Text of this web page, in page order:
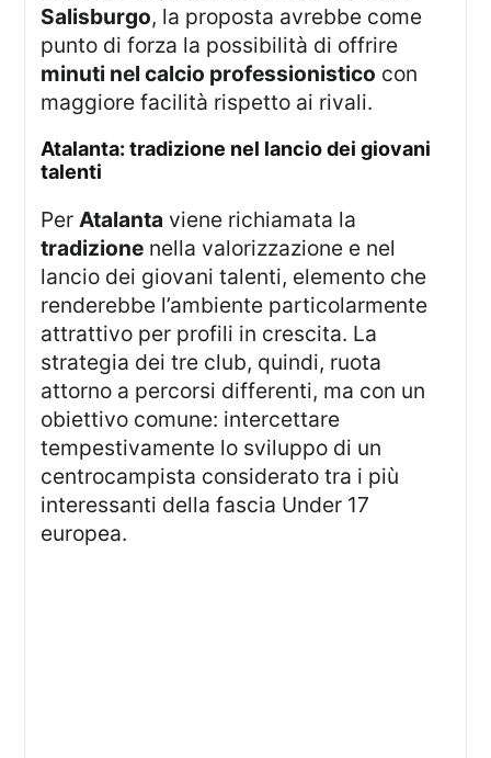
Salisburgo, la proposta avrebbe come
punto di forza la possibilità di offrire
minuti nel calcio professionistico con
maggiore facilità rispetto ai rivali.
atalanta: tradizione nel lancio dei giovani
talenti
Per Atalanta viene richiamata la
tradizione nella valorizzazione e nel
lancio dei giovani talenti, elemento che
renderebbe l’ambiente particolarmente
attrattivo per profili in crescita. La
strategia dei tre club, quindi, ruota
attorno a percorsi differenti, ma con un
obiettivo comune: intercettare
tempestivamente lo sviluppo di un
centrocampista considerato tra i più
interessanti della fascia Under 17
europea.